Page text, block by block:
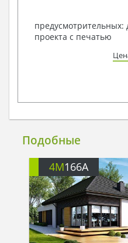
предусмотрительных:
проекта с печатью
Подобные
4M166A